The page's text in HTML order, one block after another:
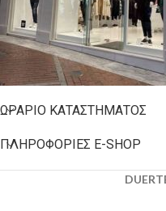
ΩΡΆΡΙΟ ΚΑΤΑΣΤΉΜΑΤΟΣ
ΠΛΗΡΟΦΟΡΊΕΣ E-SHOP